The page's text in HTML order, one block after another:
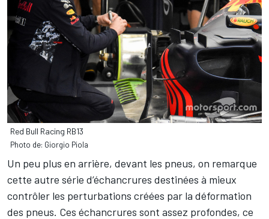
Red Bull Racing RB13
Photo de: Giorgio Piola
Un peu plus en arrière, devant les pneus, on remarque
cette autre série d’échancrures destinées à mieux
contrôler les perturbations créées par la déformation
des pneus. Ces échancrures sont assez profondes, ce